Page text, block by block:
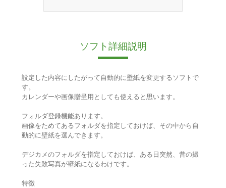
ソフト詳細説明
設定した内容にしたがって自動的に壁紙を変更するソフトで
す。
カレンダーや画像贈呈用としても使えると思います。
フォルダ登録機能あります。
画像をためてあるフォルダを指定しておけば、その中から自
動的に壁紙を選んできます。
デジカメのフォルダを指定しておけば、ある日突然、昔の撮
った失敗写真が壁紙になるわけです。
特徴